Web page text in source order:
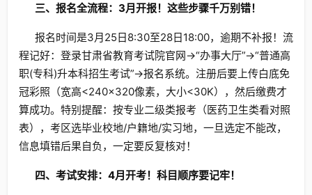
三、报名全流程：3月开报！这些步骤千万别错！
报名时间是3月25日8:30至28日18:00，逾期不补报！流
程记好：登录甘肃省教育考试院官网→“办事大厅”→“普通高
职(专科)升本科招生考试”→报名系统。注册后要上传白底免
冠彩照（宽高<240×320像素，大小<30K），然后缴费才
算成功。特别提醒：按专业二级类报考（医药卫生类看对照
表），考区选毕业校地/户籍地/实习地，一旦选定不能改，
信息填错后果自负，一定要反复核对！
四、考试安排：4月开考！科目顺序要记牢！